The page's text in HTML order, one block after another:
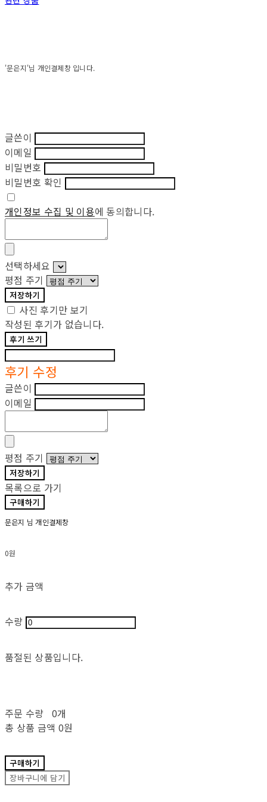
'문은지'님 개인결제창 입니다.
글쓴이
이메일
비밀번호
비밀번호 확인
개인정보 수집 및 이용에 동의합니다.
선택하세요
평점 주기
저장하기
사진 후기만 보기
작성된 후기가 없습니다.
후기 쓰기
후기 수정
글쓴이
이메일
평점 주기
저장하기
목록으로 가기
구매하기
문은지 님 개인결제창
0원
추가 금액
수량
품절된 상품입니다.
주문 수량
0개
총 상품 금액 0원
구매하기
장바구니에 담기